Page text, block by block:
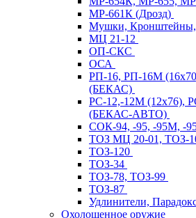
МР-661К (Дрозд)
Мушки,
МЦ 21-12
ОП-СКС
ОСА
РП-16, РП-16М
(БЕКАС)
РС-12,-12М (12х76),
(БЕКАС-АВТО)
СОК-94, -95, -95М, -
ТОЗ МЦ 20-01, ТОЗ-
ТОЗ-120
ТОЗ-34
ТОЗ-78, ТОЗ-99
ТОЗ-87
Удлинители,
Охолощенное оружие